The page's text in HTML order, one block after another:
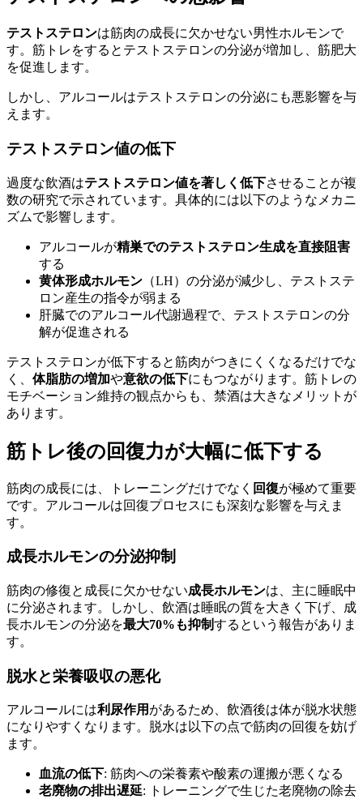
テストステロンは筋肉の成長に欠かせない男性ホルモンで
す。筋トレをするとテストステロンの分泌が増加し、筋肥大
を促進します。
しかし、アルコールはテストステロンの分泌にも悪影響を与
えます。
テストステロン値の低下
過度な飲酒はテストステロン値を著しく低下させることが複
数の研究で示されています。具体的には以下のようなメカニ
ズムで影響します。
アルコールが精巣でのテストステロン生成を直接阻害
する
黄体形成ホルモン （LH）の分泌が減少し、テストステ
ロン産生の指令が弱まる
肝臓でのアルコール代謝過程で、テストステロンの分
解が促進される
テストステロンが低下すると筋肉がつきにくくなるだけでな
く、 体脂肪の増加や意欲の低下にもつながります。筋トレの
モチベーション維持の観点からも、禁酒は大きなメリットが
あります。
筋トレ後の回復力が大幅に低下する
筋肉の成長には、トレーニングだけでなく 回復が極めて重要
です。アルコールは回復プロセスにも深刻な影響を与えま
す。
成長ホルモンの分泌抑制
筋肉の修復と成長に欠かせない成長ホルモンは、主に睡眠中
に分泌されます。しかし、飲酒は睡眠の質を大きく下げ、成
長ホルモンの分泌を最大70%も抑制するという報告がありま
す。
脱水と栄養吸収の悪化
アルコールには利尿作用 があるため、飲酒後は体が脱水状態
になりやすくなります。脱水は以下の点で筋肉の回復を妨げ
ます。
血流の低下: 筋肉への栄養素や酸素の運搬が悪くなる
老廃物の排出遅延: トレーニングで生じた老廃物の除去